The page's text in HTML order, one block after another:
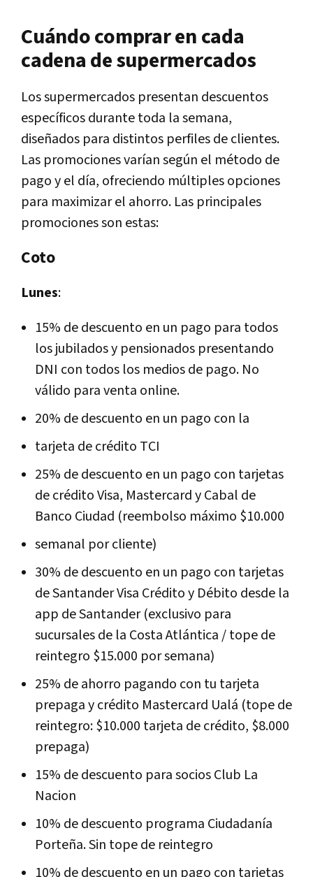
Cuándo comprar en cada
cadena de supermercados
Los supermercados presentan descuentos
específicos durante toda la semana,
diseñados para distintos perfiles de clientes.
Las promociones varían según el método de
pago y el día, ofreciendo múltiples opciones
para maximizar el ahorro. Las principales
promociones son estas:
Coto
Lunes:
15% de descuento en un pago para todos
los jubilados y pensionados presentando
DNI con todos los medios de pago. No
válido para venta online.
20% de descuento en un pago con la
tarjeta de crédito TCI
25% de descuento en un pago con tarjetas
de crédito Visa, Mastercard y Cabal de
Banco Ciudad (reembolso máximo $10.000
semanal por cliente)
30% de descuento en un pago con tarjetas
de Santander Visa Crédito y Débito desde la
app de Santander (exclusivo para
sucursales de la Costa Atlántica / tope de
reintegro $15.000 por semana)
25% de ahorro pagando con tu tarjeta
prepaga y crédito Mastercard Ualá (tope de
reintegro: $10.000 tarjeta de crédito, $8.000
prepaga)
15% de descuento para socios Club La
Nacion
10% de descuento programa Ciudadanía
Porteña. Sin tope de reintegro
10% de descuento en un pago con tarjetas